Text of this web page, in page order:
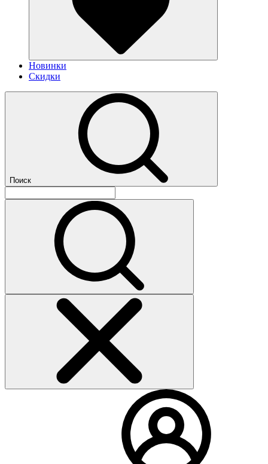
Новинки
Скидки
Поиск